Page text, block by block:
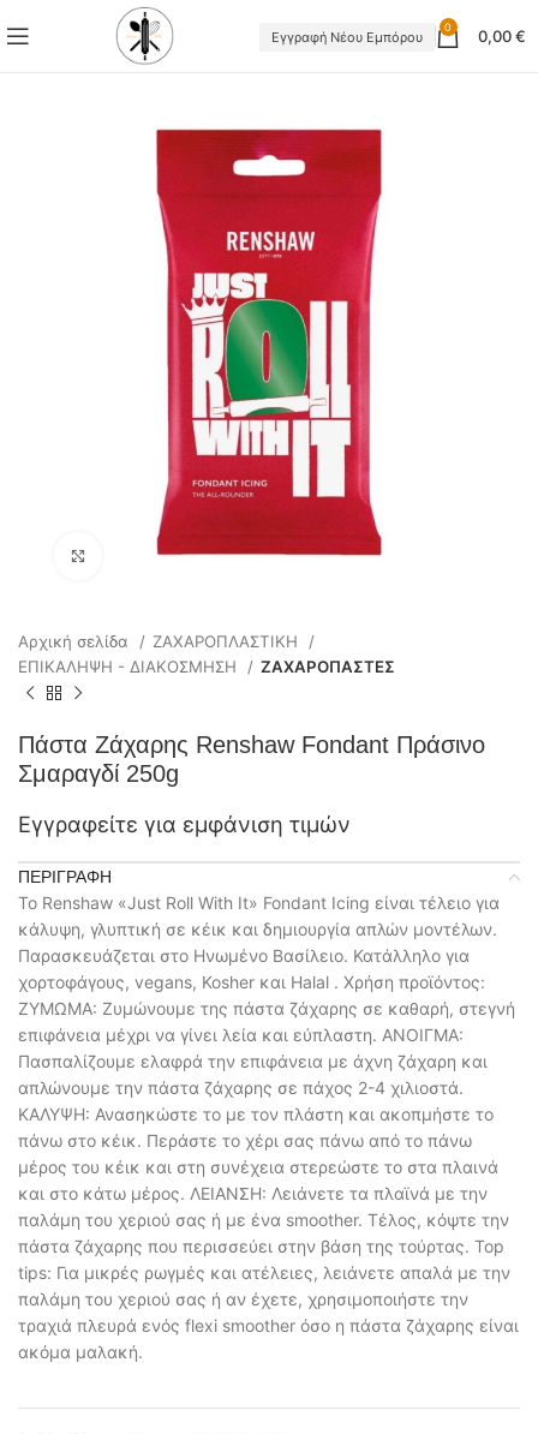
Εγγραφή Νέου Εμπόρου
0 0,00€
Click to enlarge
Αρχική σελίδα
ΖΑΧΑΡΟΠΛΑΣΤΙΚΗ
ΕΠΙΚΑΛΗΨΗ - ΔΙΑΚΟΣΜΗΣΗ
ΖΑΧΑΡΟΠΑΣΤΕΣ
Πάστα Ζάχαρης Renshaw Fondant Πράσινο
Σμαραγδί 250g
Εγγραφείτε για εμφάνιση τιμών
ΠΕΡΙΓΡΑΦΉ
Το Renshaw «Just Roll With It» Fondant Icing είναι τέλειο για
κάλυψη, γλυπτική σε κέικ και δημιουργία απλών μοντέλων.
Παρασκευάζεται στο Ηνωμένο Βασίλειο. Κατάλληλο για
χορτοφάγους, vegans, Kosher και Halal . Χρήση προϊόντος:
ΖΥΜΩΜΑ: Ζυμώνουμε της πάστα ζάχαρης σε καθαρή, στεγνή
επιφάνεια μέχρι να γίνει λεία και εύπλαστη. ΑΝΟΙΓΜΑ:
Πασπαλίζουμε ελαφρά την επιφάνεια με άχνη ζάχαρη και
απλώνουμε την πάστα ζάχαρης σε πάχος 2-4 χιλιοστά.
ΚΑΛΥΨΗ: Ανασηκώστε το με τον πλάστη και ακοπμήστε το
πάνω στο κέικ. Περάστε το χέρι σας πάνω από το πάνω
μέρος του κέικ και στη συνέχεια στερεώστε το στα πλαινά
και στο κάτω μέρος. ΛΕΙΑΝΣΗ: Λειάνετε τα πλαϊνά με την
παλάμη του χεριού σας ή με ένα smoother. Τέλος, κόψτε την
πάστα ζάχαρης που περισσεύει στην βάση της τούρτας. Top
tips: Για μικρές ρωγμές και ατέλειες, λειάνετε απαλά με την
παλάμη του χεριού σας ή αν έχετε, χρησιμοποιήστε την
τραχιά πλευρά ενός flexi smoother όσο η πάστα ζάχαρης είναι
ακόμα μαλακή.